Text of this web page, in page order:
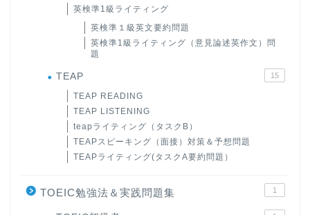
英検準1級ライティング
英検準１級英文要約問題
英検準1級ライティング（意見論述英作文）問
題
TEAP 15
TEAP READING
TEAP LISTENING
teapライティング（タスクB）
TEAPスピーキング（面接）対策＆予想問題
TEAPライティング(タスクA要約問題）
TOEIC勉強法＆実践問題集 1